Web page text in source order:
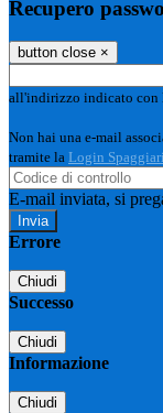
Recupero
button close ×
all'indirizzo indicato con
Non hai una e-mail
tramite la Login Spaggiari
E-mail inviata, si
Errore
Chiudi
Successo
Chiudi
Informazione
Chiudi